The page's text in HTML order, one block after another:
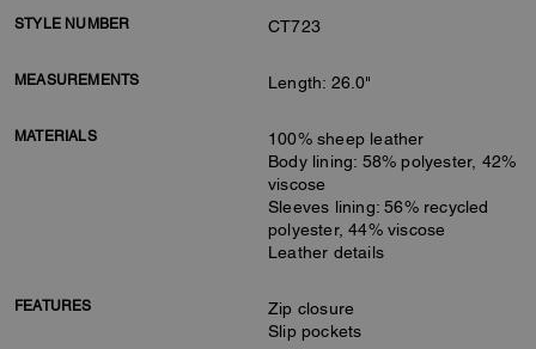
STYLE NUMBER CT723
MEASUREMENTS Length: 26.0"
MATERIALS
100% sheep leather
Body lining: 58% polyester, 42%
viscose
Sleeves lining: 56% recycled
polyester, 44% viscose
Leather details
FEATURES
Zip closure
Slip pockets